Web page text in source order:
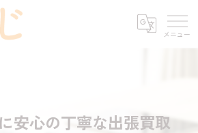
安心の丁寧な出張買取